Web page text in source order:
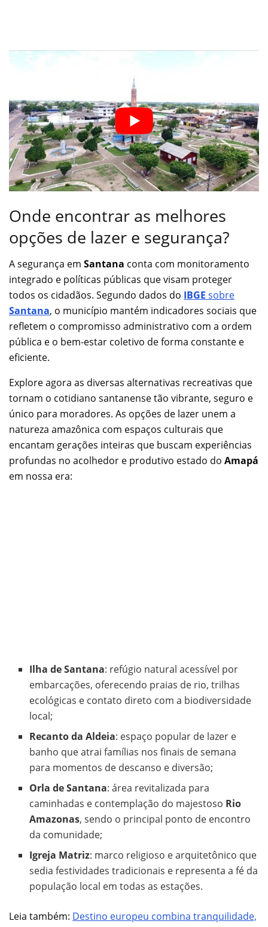
Onde encontrar as melhores
opções de lazer e segurança?
A segurança em Santana conta com monitoramento
integrado e políticas públicas que visam proteger
todos os cidadãos. Segundo dados do IBGE sobre
Santana, o município mantém indicadores sociais que
refletem o compromisso administrativo com a ordem
pública e o bem-estar coletivo de forma constante e
eficiente.
Explore agora as diversas alternativas recreativas que
tornam o cotidiano santanense tão vibrante, seguro e
único para moradores. As opções de lazer unem a
natureza amazônica com espaços culturais que
encantam gerações inteiras que buscam experiências
profundas no acolhedor e produtivo estado do Amapá
em nossa era:
Ilha de Santana: refúgio natural acessível por
embarcações, oferecendo praias de rio, trilhas
ecológicas e contato direto com a biodiversidade
local;
Recanto da Aldeia: espaço popular de lazer e
banho que atrai famílias nos finais de semana
para momentos de descanso e diversão;
Orla de Santana: área revitalizada para
caminhadas e contemplação do majestoso Rio
Amazonas, sendo o principal ponto de encontro
da comunidade;
Igreja Matriz: marco religioso e arquitetônico que
sedia festividades tradicionais e representa a fé da
população local em todas as estações.
Leia também: Destino europeu combina tranquilidade,